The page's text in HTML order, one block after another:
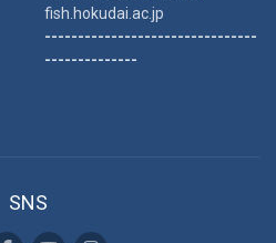
fish.hokudai.ac.jp
--------------------------------
--------------
SNS